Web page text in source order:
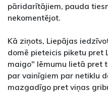
pāridarītājiem, pauda
nekomentējot.
Kā ziņots, Liepājas
domē pieteicis piketu pret
maigo" lēmumu lietā pret
par vainīgiem par netiklu
mazgadīgo pret viņas